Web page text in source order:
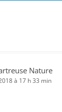
Nature
à 17 h 33 min